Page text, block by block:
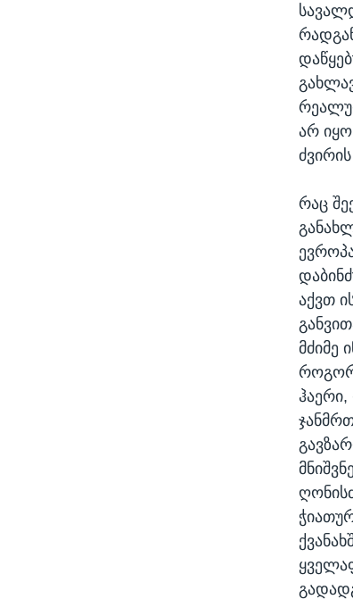
არ
რაც
აქვთ
მძიმე